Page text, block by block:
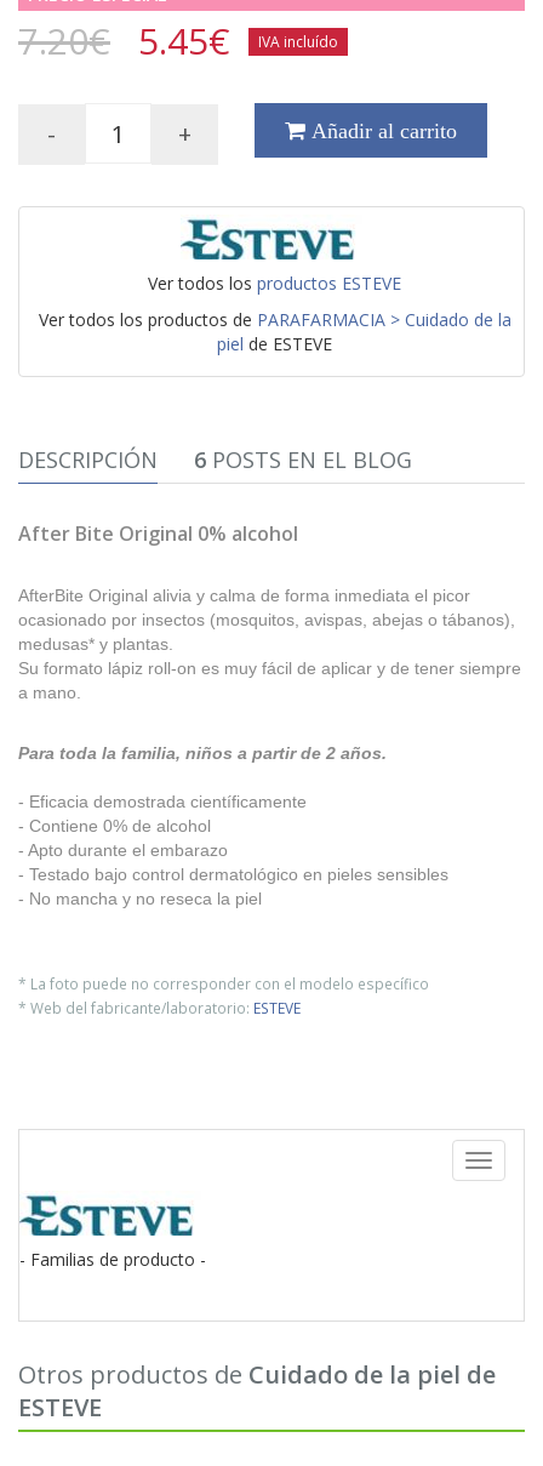
7.20€ 5.45€ IVA incluído
- + Añadir al carrito
Ver todos los productos ESTEVE
Ver todos los productos de PARAFARMACIA > Cuidado de la
piel de ESTEVE
DESCRIPCIÓN 6 POSTS EN EL BLOG
After Bite Original 0% alcohol
AfterBite Original alivia y calma de forma inmediata el picor
ocasionado por insectos (mosquitos, avispas, abejas o tábanos),
medusas* y plantas.
Su formato lápiz roll-on es muy fácil de aplicar y de tener siempre
a mano.
Para toda la familia, niños a partir de 2 años.
- Eficacia demostrada científicamente
- Contiene 0% de alcohol
- Apto durante el embarazo
- Testado bajo control dermatológico en pieles sensibles
- No mancha y no reseca la piel
* La foto puede no corresponder con el modelo específico
* Web del fabricante/laboratorio: ESTEVE
Toggle
- Familias de producto -
Otros productos de Cuidado de la piel de
ESTEVE